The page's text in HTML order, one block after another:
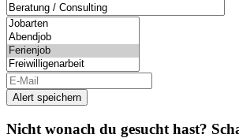
Alert speichern
Nicht wonach du gesucht hast?